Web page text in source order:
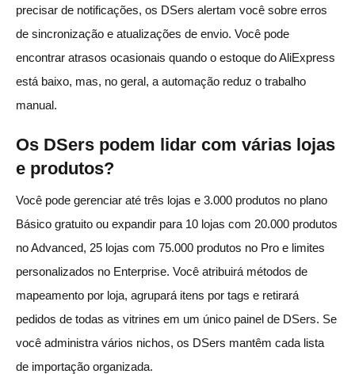
precisar de notificações, os DSers alertam você sobre erros
de sincronização e atualizações de envio. Você pode
encontrar atrasos ocasionais quando o estoque do AliExpress
está baixo, mas, no geral, a automação reduz o trabalho
manual.
Os DSers podem lidar com várias lojas
e produtos?
Você pode gerenciar até três lojas e 3.000 produtos no plano
Básico gratuito ou expandir para 10 lojas com 20.000 produtos
no Advanced, 25 lojas com 75.000 produtos no Pro e limites
personalizados no Enterprise. Você atribuirá métodos de
mapeamento por loja, agrupará itens por tags e retirará
pedidos de todas as vitrines em um único painel de DSers. Se
você administra vários nichos, os DSers mantêm cada lista
de importação organizada.